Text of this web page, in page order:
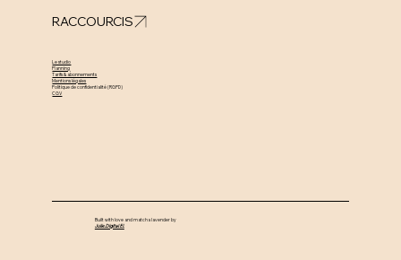
RACCOURCIS
Le studio
Planning
Tarifs & abonnements
Mentions légales
Politique de confidentialité (RGPD)
CGV
Built with love and matcha lavender by
Julie.Digital EI.